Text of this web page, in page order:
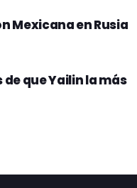
Mexicana en Rusia
que Yailin la más